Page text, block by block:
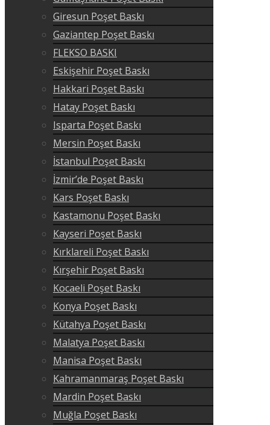
Giresun Poşet Baskı
Gaziantep Poşet Baskı
FLEKSO BASKI
Eskişehir Poşet Baskı
Hakkari Poşet Baskı
Hatay Poşet Baskı
Isparta Poşet Baskı
Mersin Poşet Baskı
İstanbul Poşet Baskı
İzmir’de Poşet Baskı
Kars Poşet Baskı
Kastamonu Poşet Baskı
Kayseri Poşet Baskı
Kırklareli Poşet Baskı
Kırşehir Poşet Baskı
Kocaeli Poşet Baskı
Konya Poşet Baskı
Kütahya Poşet Baskı
Malatya Poşet Baskı
Manisa Poşet Baskı
Kahramanmaraş Poşet Baskı
Mardin Poşet Baskı
Muğla Poşet Baskı